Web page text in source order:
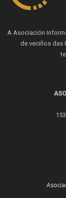
A Asociación
de veciños das